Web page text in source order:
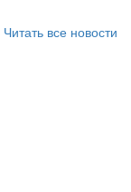
Читать все новости